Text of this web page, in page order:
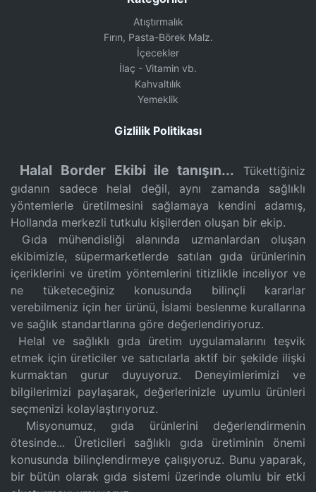
Atıştırmalık
Fırın, Pasta-Börek Malz.
İçecekler
İlaç - Vitamin vb.
Kahvaltılık
Yemeklik
Gizlilik Politikası
Halal Border Ekibi ile tanışın... Tükettiğiniz
gıdanın sadece helal değil, aynı zamanda sağlıklı
yöntemlerle üretilmesini sağlamaya kendini adamış,
Hollanda merkezli tutkulu kişilerden oluşan bir ekip.
Gıda mühendisliği alanında uzmanlardan oluşan
ekibimizle, süpermarketlerde satılan gıda ürünlerinin
içeriklerini ve üretim yöntemlerini titizlikle inceliyor ve
ne tüketeceğiniz konusunda bilinçli kararlar
verebilmeniz için her ürünü, İslami beslenme kurallarına
ve sağlık standartlarına göre değerlendiriyoruz.
Helal ve sağlıklı gıda üretim uygulamalarını teşvik
etmek için üreticiler ve satıcılarla aktif bir şekilde ilişki
kurmaktan gurur duyuyoruz. Deneyimlerimizi ve
bilgilerimizi paylaşarak, değerlerinizle uyumlu ürünleri
seçmenizi kolaylaştırıyoruz.
Misyonumuz, gıda ürünlerini değerlendirmenin
ötesinde... Üreticileri sağlıklı gıda üretiminin önemi
konusunda bilinçlendirmeye çalışıyoruz. Bunu yaparak,
bir bütün olarak gıda sistemi üzerinde olumlu bir etki